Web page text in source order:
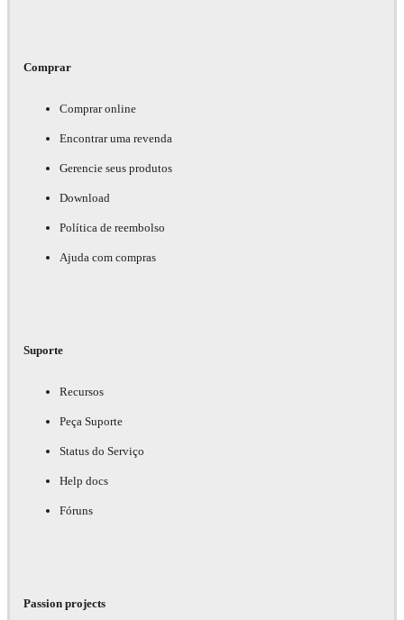
Comprar
Comprar online
Encontrar uma revenda
Gerencie seus produtos
Download
Política de reembolso
Ajuda com compras
Suporte
Recursos
Peça Suporte
Status do Serviço
Help docs
Fóruns
Passion projects